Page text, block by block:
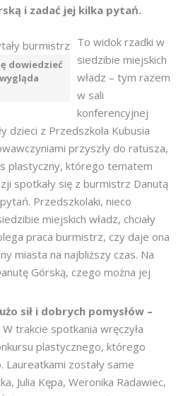
i zadać jej kilka pytań.
dowiedzieć
To widok rzadki w
siedzibie miejskich
władz – tym razem
w sali
konferencyjnej
dzieci z Przedszkola Kubusia
przyszły do ratusza,
plastyczny, którego tematem
spotkały się z burmistrz Danutą
Przedszkolaki, nieco
miejskich władz, chciały
praca burmistrz, czy daje ona
miasta na najbliższy czas. Na
Górską, czego można jej
sił i dobrych pomysłów –
trakcie spotkania wręczyła
plastycznego, którego
Laureatkami zostały same
Julia Kępa, Weronika Radawiec,